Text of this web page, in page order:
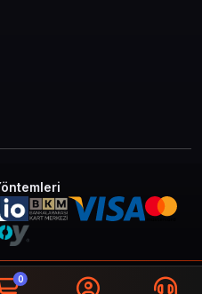
0
MAS İLETİŞİM TEKNOLOJİ LTD STİ